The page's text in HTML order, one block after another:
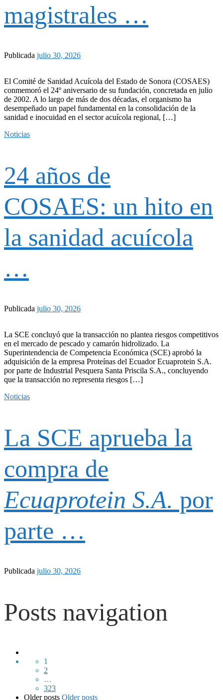
magistrales …
Publicada julio 30, 2026
El Comité de Sanidad Acuícola del Estado de Sonora (COSAES)
conmemoró el 24º aniversario de su fundación, concretada en julio
de 2002. A lo largo de más de dos décadas, el organismo ha
desempeñado un papel fundamental en la consolidación de la
sanidad e inocuidad en el sector acuícola regional, […]
Noticias
24 años de
COSAES: un hito en
la sanidad acuícola
…
Publicada julio 30, 2026
La SCE concluyó que la transacción no plantea riesgos competitivos
en el mercado de pescado y camarón hidrolizado. La
Superintendencia de Competencia Económica (SCE) aprobó la
adquisición de la empresa Proteínas del Ecuador Ecuaprotein S.A.
por parte de Industrial Pesquera Santa Priscila S.A., concluyendo
que la transacción no representa riesgos […]
Noticias
La SCE aprueba la
compra de
Ecuaprotein S.A. por
parte …
Publicada julio 30, 2026
Posts navigation
1
2
…
323
Older posts Older posts